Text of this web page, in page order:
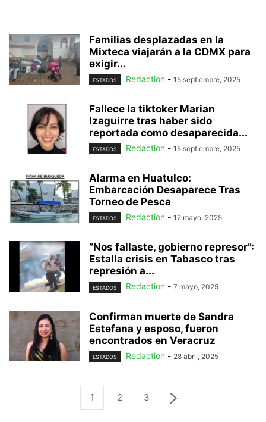
Familias desplazadas en la
Mixteca viajarán a la CDMX para
exigir...
ESTADOS Redaction - 15 septiembre, 2025
Fallece la tiktoker Marian
Izaguirre tras haber sido
reportada como desaparecida...
ESTADOS Redaction - 15 septiembre, 2025
Alarma en Huatulco:
Embarcación Desaparece Tras
Torneo de Pesca
ESTADOS Redaction - 12 mayo, 2025
“Nos fallaste, gobierno represor”:
Estalla crisis en Tabasco tras
represión a...
ESTADOS Redaction - 7 mayo, 2025
Confirman muerte de Sandra
Estefana y esposo, fueron
encontrados en Veracruz
ESTADOS Redaction - 28 abril, 2025
1 2 3